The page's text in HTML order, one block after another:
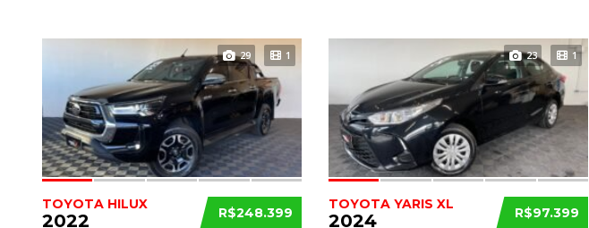
29 1
R$248.399
TOYOTA HILUX
2022
23 1
R$97.399
TOYOTA YARIS XL
2024